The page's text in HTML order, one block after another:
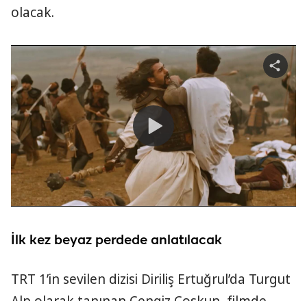
olacak.
P
l
a
y
i
S
h
a
e
v
e
o
İlk kez beyaz perdede anlatılacak
TRT 1’in sevilen dizisi Diriliş Ertuğrul’da Turgut